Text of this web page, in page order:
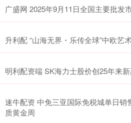
广盛网 2025年9月11日全国主要批发
升利配 “山海无界・乐传全球”中欧艺
明利配资端 SK海力士股价创25年来
速牛配资 中免三亚国际免税城单日销
质黄金周